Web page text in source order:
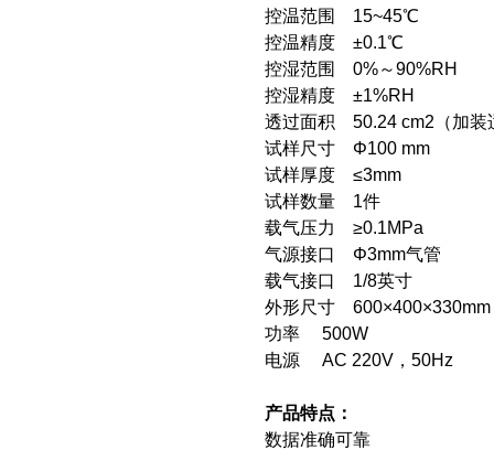
控温范围 15~45℃
控温精度 ±0.1℃
控湿范围 0%～90%RH
控湿精度 ±1%RH
透过面积 50.24 cm2（加
试样尺寸 Φ100 mm
试样厚度 ≤3mm
试样数量 1件
载气压力 ≥0.1MPa
气源接口 Φ3mm气管
载气接口 1/8英寸
外形尺寸 600×400×330mm
功率 500W
电源 AC 220V，50Hz
产品特点：
数据准确可靠